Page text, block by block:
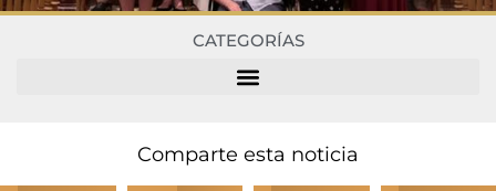
CATEGORÍAS
Comparte esta noticia